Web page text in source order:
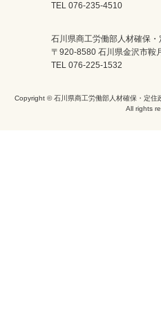
TEL 076-235-4510
石川県商工労働部人材確保
〒920-8580 石川県金沢市鞍
TEL 076-225-1532
Copyright © 石川県商工労働部人材確保・定住
All rights